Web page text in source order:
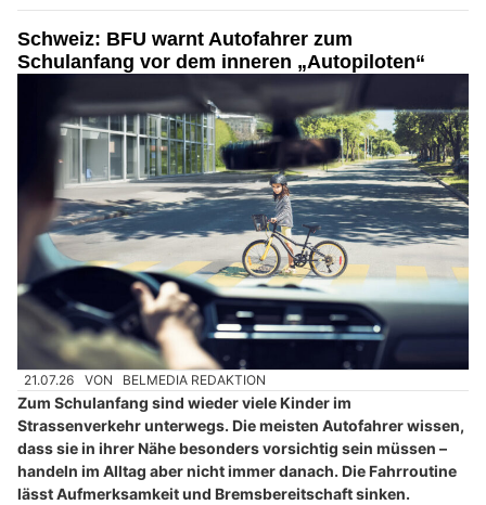
Schweiz: BFU warnt Autofahrer zum
Schulanfang vor dem inneren „Autopiloten“
21.07.26 VON BELMEDIA REDAKTION
Zum Schulanfang sind wieder viele Kinder im
Strassenverkehr unterwegs. Die meisten Autofahrer wissen,
dass sie in ihrer Nähe besonders vorsichtig sein müssen –
handeln im Alltag aber nicht immer danach. Die Fahrroutine
lässt Aufmerksamkeit und Bremsbereitschaft sinken.